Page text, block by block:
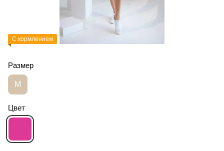
С кормлением
Размер
M
Цвет